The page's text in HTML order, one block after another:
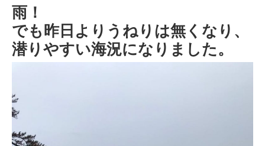
雨！
でも昨日よりうねりは無くなり、
潜りやすい海況になりました。